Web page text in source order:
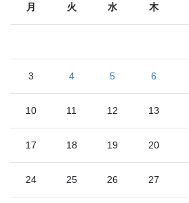
月 火 水 木
3 4 5 6
10 11 12 13
17 18 19 20
24 25 26 27